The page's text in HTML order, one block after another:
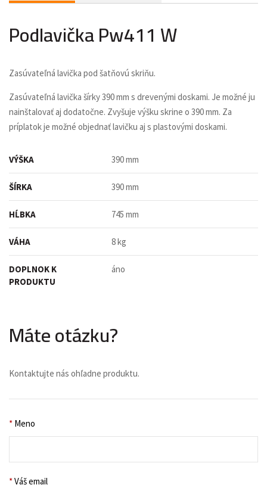
Podlavička Pw411 W
Zasúvateľná lavička pod šatňovú skriňu.
Zasúvateľná lavička šírky 390 mm s drevenými doskami. Je možné ju
nainštalovať aj dodatočne. Zvyšuje výšku skrine o 390 mm. Za
príplatok je možné objednať lavičku aj s plastovými doskami.
VÝŠKA 390 mm
ŠÍRKA 390 mm
HĹBKA 745 mm
VÁHA 8 kg
DOPLNOK K
PRODUKTU
áno
Máte otázku?
Kontaktujte nás ohľadne produktu.
* Meno
*Váš email